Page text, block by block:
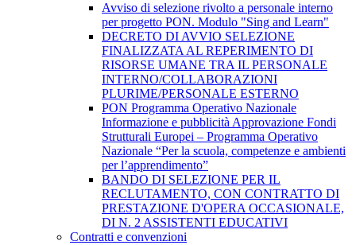
Avviso di selezione rivolto a personale interno
per progetto PON. Modulo "Sing and Learn"
DECRETO DI AVVIO SELEZIONE
FINALIZZATA AL REPERIMENTO DI
RISORSE UMANE TRA IL PERSONALE
INTERNO/COLLABORAZIONI
PLURIME/PERSONALE ESTERNO
PON Programma Operativo Nazionale
Informazione e pubblicità Approvazione Fondi
Strutturali Europei – Programma Operativo
Nazionale “Per la scuola, competenze e ambienti
per l’apprendimento”
BANDO DI SELEZIONE PER IL
RECLUTAMENTO, CON CONTRATTO DI
PRESTAZIONE D'OPERA OCCASIONALE,
DI N. 2 ASSISTENTI EDUCATIVI
Contratti e convenzioni